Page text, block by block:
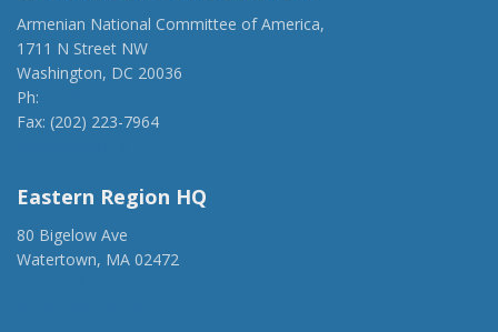
Armenian National Committee of America,
1711 N Street NW
Washington, DC 20036
Ph:
Fax: (202) 223-7964
Eastern Region HQ
80 Bigelow Ave
Watertown, MA 02472